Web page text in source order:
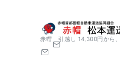
赤帽 引越し 14,300円から